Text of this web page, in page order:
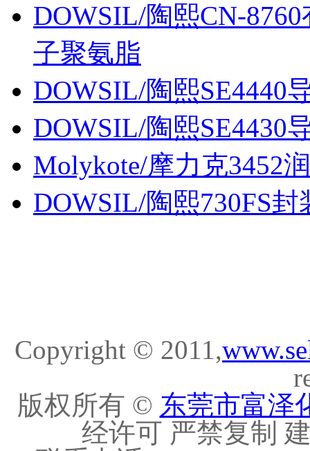
DOWSIL/陶熙CN-
子聚氨脂
DOWSIL/陶熙SE4440
DOWSIL/陶熙SE4430
Molykote/摩力克3452
DOWSIL/陶熙730FS封
Copyright © 2011,
版权所有 © 东莞市富泽
经许可 严禁复制